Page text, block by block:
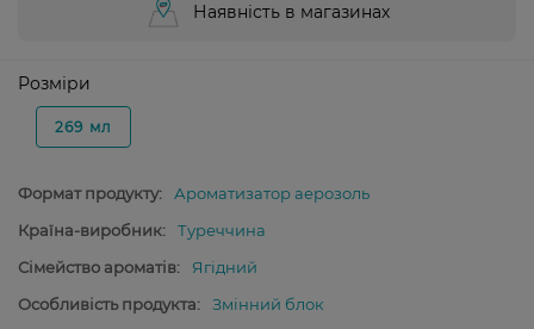
Наявність в магазинах
Розміри
269 мл
Формат продукту:
Ароматизатор аерозоль
Країна-виробник:
Туреччина
Сімейство ароматів:
Ягідний
Особливість продукта:
Змінний блок